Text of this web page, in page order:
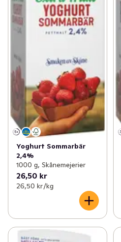
Yoghurt Sommarbär
2,4%
1000 g, Skånemejerier
26,50 kr
26,50 kr /kg